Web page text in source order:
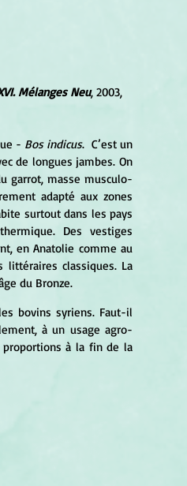
Mélanges Neu, 2003,
-
Bos indicus.  C’est un
de longues jambes. On
garrot, masse musculo-
adapté aux zones
surtout dans les pays
Des vestiges
en Anatolie comme au
littéraires classiques. La
du Bronze.
bovins syriens. Faut-il
à un usage agro-
à la fin de la